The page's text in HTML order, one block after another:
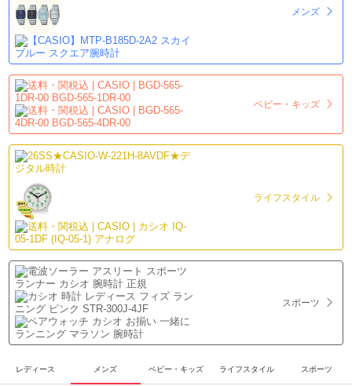
メンズ
ベビー・キッズ
ライフスタイル
スポーツ
レディース メンズ ベビー・キッズ ライフスタイル スポーツ